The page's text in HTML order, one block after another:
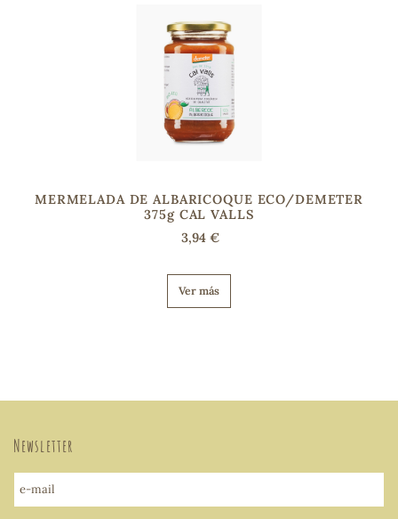
MERMELADA DE ALBARICOQUE ECO/DEMETER
375g CAL VALLS
3,94 €
Ver más
Newsletter
e-mail